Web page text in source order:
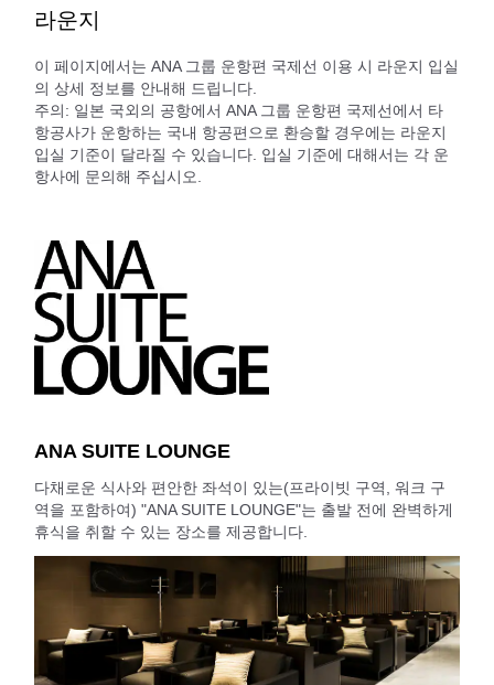
라운지
이 페이지에서는 ANA 그룹 운항편 국제선 이용 시 라운지 입실
의 상세 정보를 안내해 드립니다.
주의: 일본 국외의 공항에서 ANA 그룹 운항편 국제선에서 타
항공사가 운항하는 국내 항공편으로 환승할 경우에는 라운지
입실 기준이 달라질 수 있습니다. 입실 기준에 대해서는 각 운
항사에 문의해 주십시오.
ANA SUITE LOUNGE
다채로운 식사와 편안한 좌석이 있는(프라이빗 구역, 워크 구
역을 포함하여) "ANA SUITE LOUNGE"는 출발 전에 완벽하게
휴식을 취할 수 있는 장소를 제공합니다.